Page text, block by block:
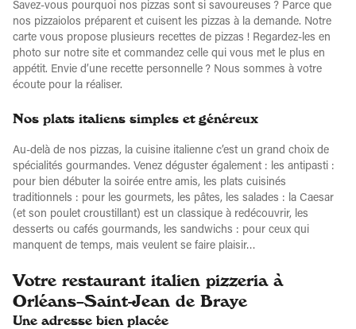
Savez-vous pourquoi nos pizzas sont si savoureuses ? Parce que
nos pizzaiolos préparent et cuisent les pizzas à la demande. Notre
carte vous propose plusieurs recettes de pizzas ! Regardez-les en
photo sur notre site et commandez celle qui vous met le plus en
appétit. Envie d’une recette personnelle ? Nous sommes à votre
écoute pour la réaliser.
Nos plats italiens simples et généreux
Au-delà de nos pizzas, la cuisine italienne c’est un grand choix de
spécialités gourmandes. Venez déguster également : les antipasti :
pour bien débuter la soirée entre amis, les plats cuisinés
traditionnels : pour les gourmets, les pâtes, les salades : la Caesar
(et son poulet croustillant) est un classique à redécouvrir, les
desserts ou cafés gourmands, les sandwichs : pour ceux qui
manquent de temps, mais veulent se faire plaisir…
Votre restaurant italien pizzeria à
Orléans–Saint-Jean de Braye
Une adresse bien placée